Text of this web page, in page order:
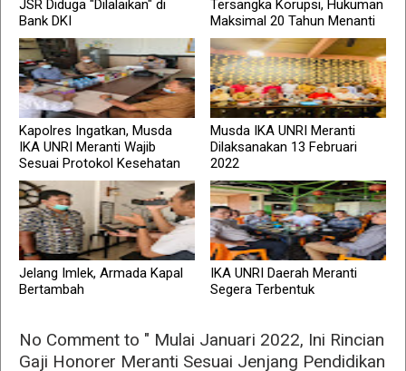
JSR Diduga "Dilalaikan" di
Bank DKI
Tersangka Korupsi, Hukuman
Maksimal 20 Tahun Menanti
Kapolres Ingatkan, Musda
IKA UNRI Meranti Wajib
Sesuai Protokol Kesehatan
Musda IKA UNRI Meranti
Dilaksanakan 13 Februari
2022
Jelang Imlek, Armada Kapal
Bertambah
IKA UNRI Daerah Meranti
Segera Terbentuk
No Comment to " Mulai Januari 2022, Ini Rincian
Gaji Honorer Meranti Sesuai Jenjang Pendidikan